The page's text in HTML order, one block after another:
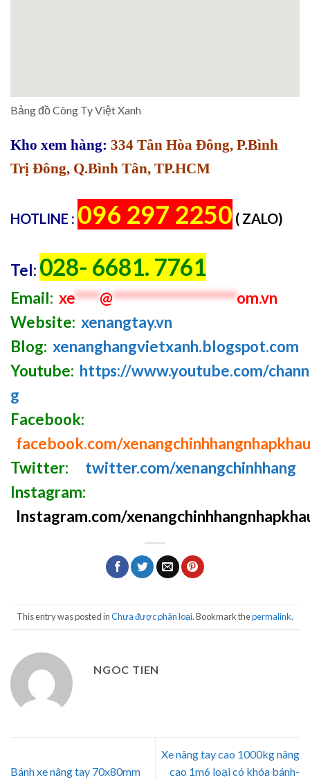
Bảng đồ Công Ty Việt Xanh
Kho xem hàng: 334 Tân Hòa Đông, P.Bình
Trị Đông, Q.Bình Tân, TP.HCM
HOTLINE : 096 297 2250 ( ZALO)
Tel: 028- 6681. 7761
Email: xe****@********************om.vn
Website: xenangtay.vn
Blog: xenanghangvietxanh.blogspot.com
Youtube: https://www.youtube.com/
g
Facebook:
facebook.com/xenangchinhhangnhapkhau
Twitter:
twitter.com/xenangchinhhang
Instagram:
Instagram.com/
This entry was posted inChưa được phân loại. Bookmark thepermalink.
NGOC TIEN
Bánh xe nâng tay 70x80mm
Xe nâng tay cao 1000kg nâng
cao 1m6 loại có khóa bánh-